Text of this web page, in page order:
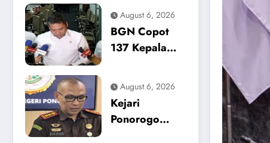
Mencekik,
Dikpora
Magetan Buka
Suara Soal
Seragam dan
Modul
August 6, 2026
BGN Copot
137 Kepala
Sinyal Tegas
Zero Tolerance
Keracunan
Makanan dan
August 6, 2026
Kejari
Ponorogo